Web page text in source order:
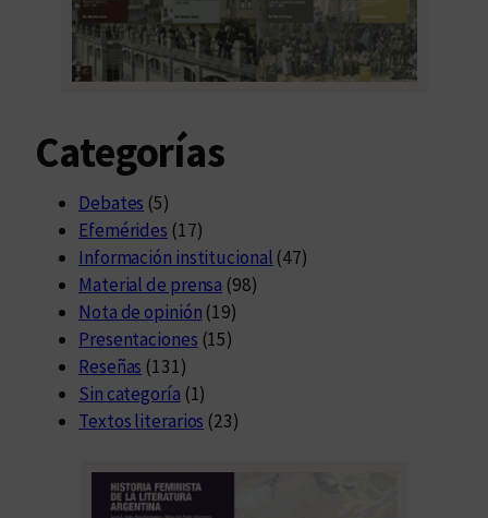
Categorías
Debates (5)
Efemérides (17)
Información institucional (47)
Material de prensa (98)
Nota de opinión (19)
Presentaciones (15)
Reseñas (131)
Sin categoría (1)
Textos literarios (23)